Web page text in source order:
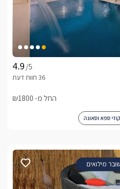
/5
החל מ- ₪1800
ספא וסאונה
שובר מילואים